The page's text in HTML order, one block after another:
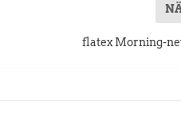
flatex Morning-